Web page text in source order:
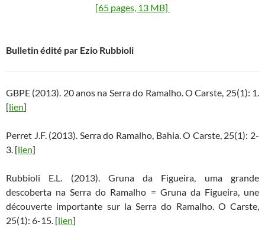
[65 pages, 13 MB]
Bulletin édité par Ezio Rubbioli
GBPE (2013). 20 anos na Serra do Ramalho. O Carste, 25(1): 1.
[lien]
Perret J.F. (2013). Serra do Ramalho, Bahia. O Carste, 25(1): 2-
3. [lien]
Rubbioli E.L. (2013). Gruna da Figueira, uma grande
descoberta na Serra do Ramalho = Gruna da Figueira, une
découverte importante sur la Serra do Ramalho. O Carste,
25(1): 6-15. [lien]